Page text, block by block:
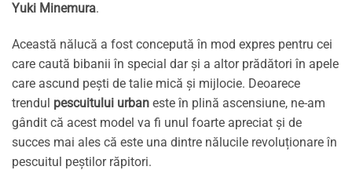
Yuki Minemura.
Această nălucă a fost concepută în mod expres pentru cei
care caută bibanii în special dar și a altor prădători în apele
care ascund pești de talie mică și mijlocie. Deoarece
trendul pescuitului urban este în plină ascensiune, ne-am
gândit că acest model va fi unul foarte apreciat și de
succes mai ales că este una dintre nălucile revoluționare în
pescuitul peștilor răpitori.